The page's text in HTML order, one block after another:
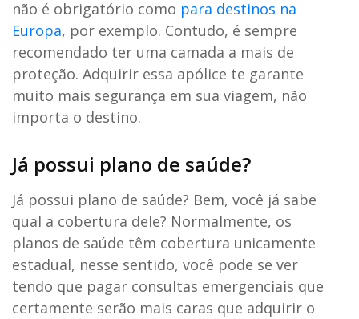
não é obrigatório como para destinos na
Europa, por exemplo. Contudo, é sempre
recomendado ter uma camada a mais de
proteção. Adquirir essa apólice te garante
muito mais segurança em sua viagem, não
importa o destino.
Já possui plano de saúde?
Já possui plano de saúde? Bem, você já sabe
qual a cobertura dele? Normalmente, os
planos de saúde têm cobertura unicamente
estadual, nesse sentido, você pode se ver
tendo que pagar consultas emergenciais que
certamente serão mais caras que adquirir o